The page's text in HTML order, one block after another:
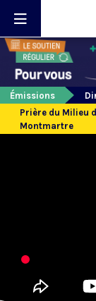
Émissions
Prière du Milieu
Montmartre